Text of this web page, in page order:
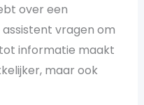
over een
vragen om
informatie maakt
maar ook